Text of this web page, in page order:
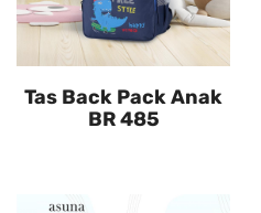
Tas Back Pack Anak
BR 485